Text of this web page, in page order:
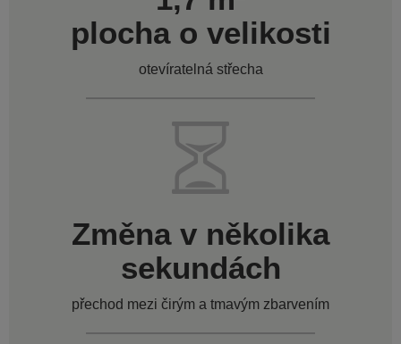
plocha o velikosti
otevíratelná střecha
Změna v několika
sekundách
přechod mezi čirým a tmavým zbarvením